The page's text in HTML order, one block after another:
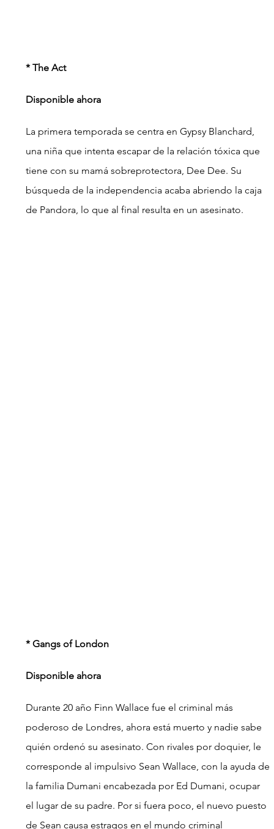
* The Act
Disponible ahora
La primera temporada se centra en Gypsy Blanchard,
una niña que intenta escapar de la relación tóxica que
tiene con su mamá sobreprotectora, Dee Dee. Su
búsqueda de la independencia acaba abriendo la caja
de Pandora, lo que al final resulta en un asesinato.
* Gangs of London
Disponible ahora
Durante 20 año Finn Wallace fue el criminal más
poderoso de Londres, ahora está muerto y nadie sabe
quién ordenó su asesinato. Con rivales por doquier, le
corresponde al impulsivo Sean Wallace, con la ayuda de
la familia Dumani encabezada por Ed Dumani, ocupar
el lugar de su padre. Por si fuera poco, el nuevo puesto
de Sean causa estragos en el mundo criminal